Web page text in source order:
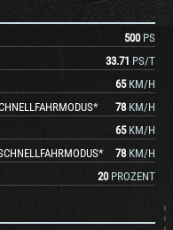
500 PS
33.71 PS/T
65 KM/H
78 KM/H
65 KM/H
78 KM/H
20 PROZENT